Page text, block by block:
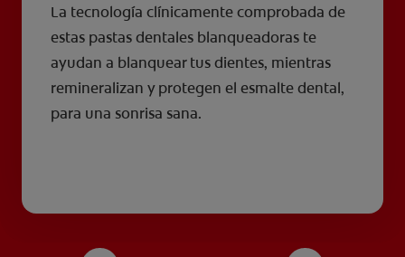
La tecnología clínicamente comprobada de
estas pastas dentales blanqueadoras te
ayudan a blanquear tus dientes, mientras
remineralizan y protegen el esmalte dental,
para una sonrisa sana.